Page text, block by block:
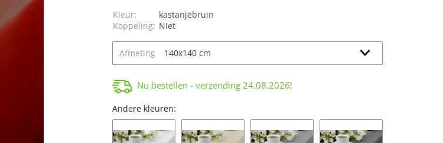
Kleur:
kastanjebruin
Koppeling: Niet
Afmeting
Nu bestellen - verzending24.08.2026!
Andere kleuren: